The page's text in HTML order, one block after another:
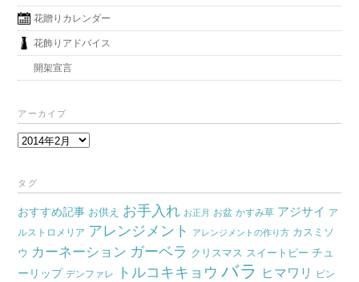
花贈りカレンダー
花飾りアドバイス
開架宣言
アーカイブ
ア
イ
ブ
タグ
おすすめ記事 お供え お手入れ お正月 お盆 かすみ草 アジサイ ア
ルストロメリア アレンジメント アレンジメントの作り方 カスミソ
ウ カーネーション ガーベラ クリスマス スイートピー チュ
ーリップ デンファレ トルコキキョウ バラ ヒマワリ
ピン